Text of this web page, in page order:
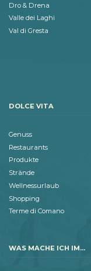
Dro & Drena
Valle dei Laghi
Val di Gresta
DOLCE VITA
Genuss
Restaurants
Produkte
Strände
Wellnessurlaub
Shopping
Terme di Comano
WAS MACHE ICH IM...